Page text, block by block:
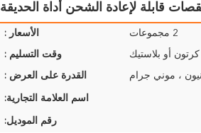
قابلة لإعادة الشحن أداة الحديقة
2 مجموعات الأسعار :
كرتون أو بلاستيك وقت التسليم :
القدرة على العرض :
اسم العلامة التجارية:
رقم الموديل: